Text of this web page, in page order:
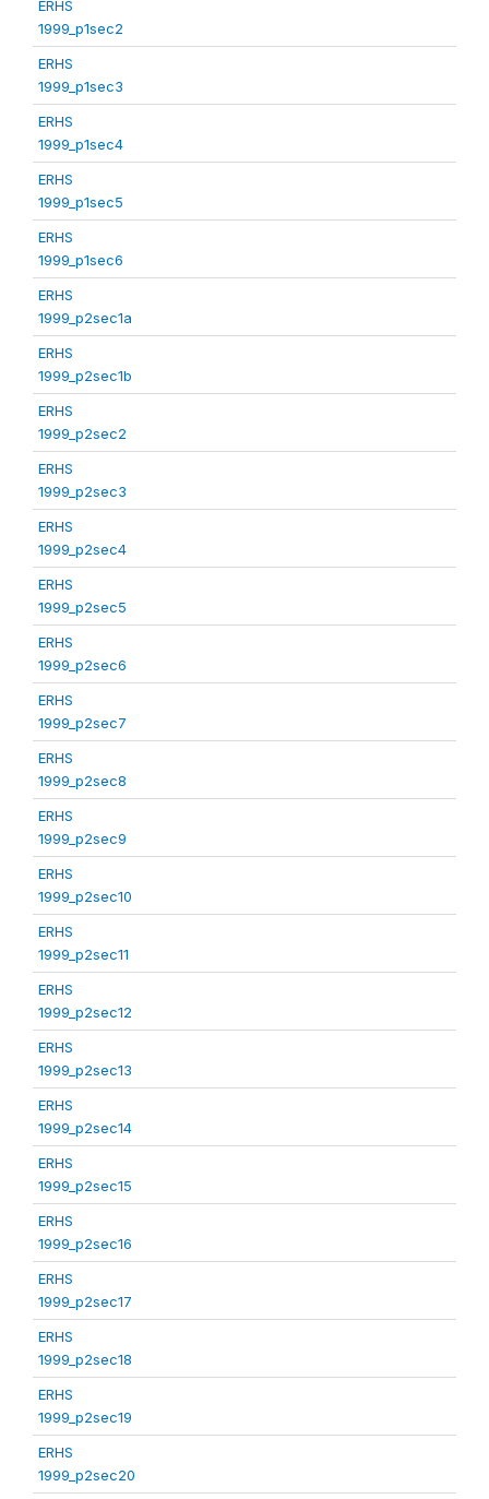
ERHS
1999_p1sec2
ERHS
1999_p1sec3
ERHS
1999_p1sec4
ERHS
1999_p1sec5
ERHS
1999_p1sec6
ERHS
1999_p2sec1a
ERHS
1999_p2sec1b
ERHS
1999_p2sec2
ERHS
1999_p2sec3
ERHS
1999_p2sec4
ERHS
1999_p2sec5
ERHS
1999_p2sec6
ERHS
1999_p2sec7
ERHS
1999_p2sec8
ERHS
1999_p2sec9
ERHS
1999_p2sec10
ERHS
1999_p2sec11
ERHS
1999_p2sec12
ERHS
1999_p2sec13
ERHS
1999_p2sec14
ERHS
1999_p2sec15
ERHS
1999_p2sec16
ERHS
1999_p2sec17
ERHS
1999_p2sec18
ERHS
1999_p2sec19
ERHS
1999_p2sec20